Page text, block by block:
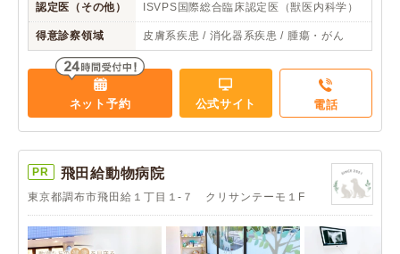
認定医（その他） ISVPS国際総合臨床認定医（獣医内科学）
得意診察領域 皮膚系疾患 / 消化器系疾患 / 腫瘍・がん
ネット予約 公式サイト 電話
PR 飛田給動物病院
東京都調布市飛田給１丁目１-７ クリサンテーモ１F